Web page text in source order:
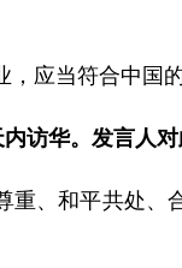
应当符合中国的
访华。发言人对
、和平共处、